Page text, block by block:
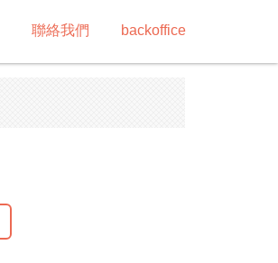
聯絡我們 backoffice